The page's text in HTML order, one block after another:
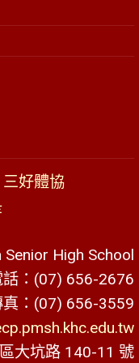
三好體協
High School
話：(07) 656-2676
真：(07) 656-3559
大坑路 140-11 號